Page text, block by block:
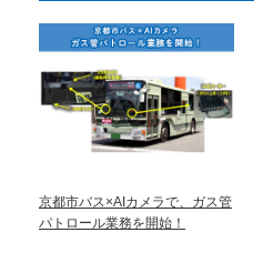
京都市バス×AIカメラで、ガス管
パトロール業務を開始！